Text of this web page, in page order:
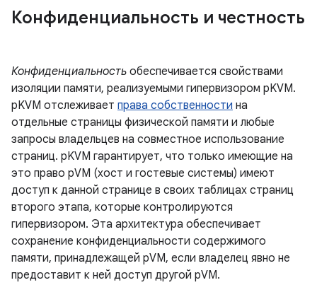
Конфиденциальность и честность
Конфиденциальность обеспечивается свойствами
изоляции памяти, реализуемыми гипервизором pKVM.
pKVM отслеживает права собственности на
отдельные страницы физической памяти и любые
запросы владельцев на совместное использование
страниц. pKVM гарантирует, что только имеющие на
это право pVM (хост и гостевые системы) имеют
доступ к данной странице в своих таблицах страниц
второго этапа, которые контролируются
гипервизором. Эта архитектура обеспечивает
сохранение конфиденциальности содержимого
памяти, принадлежащей pVM, если владелец явно не
предоставит к ней доступ другой pVM.